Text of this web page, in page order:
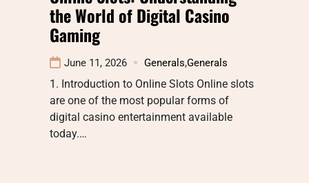
the World of Digital Casino
Gaming
June 11, 2026 Generals,Generals
1. Introduction to Online Slots Online slots
are one of the most popular forms of
digital casino entertainment available
today.…